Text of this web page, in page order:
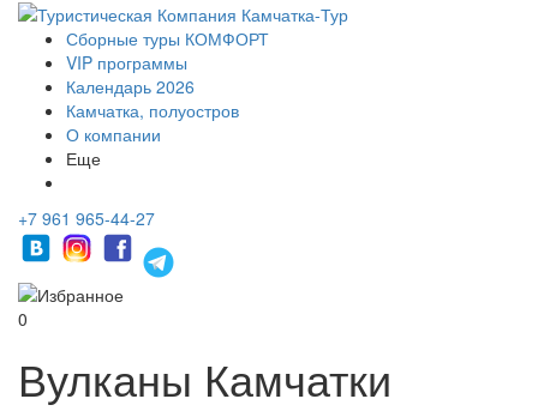
Сборные туры КОМФОРТ
VIP программы
Календарь 2026
Камчатка, полуостров
О компании
Еще
+7 961 965-44-27
0
Вулканы Камчатки